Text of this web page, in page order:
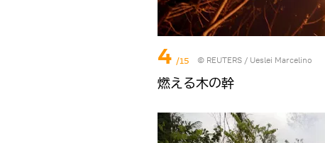
4 /15 © REUTERS / Ueslei Marcelino
燃える木の幹